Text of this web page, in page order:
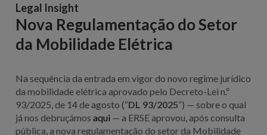
Legal Insight
Nova Regulamentação do Setor
da Mobilidade Elétrica
Na sequência da entrada em vigor do novo regime jurídico
da mobilidade elétrica aprovado pelo Decreto-Lei n.º
93/2025, de 14 de agosto (“DL 93/2025”) — sobre o qual
já nos debruçámos aqui — a ERSE aprovou, após consulta
pública, a nova regulamentação do setor da Mobilidade